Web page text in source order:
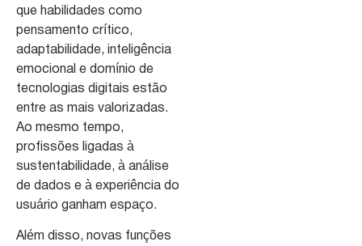
que habilidades como
pensamento crítico,
adaptabilidade, inteligência
emocional e domínio de
tecnologias digitais estão
entre as mais valorizadas.
Ao mesmo tempo,
profissões ligadas à
sustentabilidade, à análise
de dados e à experiência do
usuário ganham espaço.
Além disso, novas funções